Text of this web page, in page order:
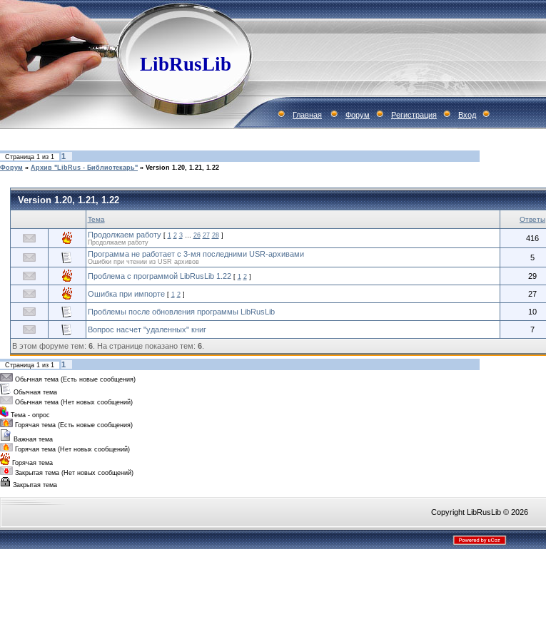
LibRusLib
Главная Форум Регистрация Вход
Страница 1 из 1 1
Форум » Архив "LibRus - Библиотекарь" » Version 1.20, 1.21, 1.22
Version 1.20, 1.21, 1.22
Тема Ответы
Продолжаем работу [ 1 2 3… 26 27 28]
Продолжаем работу
416
Программа не работает с 3-мя последними USR-архивами
Ошибки при чтении из USR архивов 5
Проблема с программой LibRusLib 1.22 [ 1 2] 29
Ошибка при импорте [ 1 2] 27
Проблемы после обновления программы LibRusLib 10
Вопрос насчет "удаленных" книг 7
В этом форуме тем: 6. На странице показано тем: 6.
Страница 1 из 1 1
Обычная тема (Есть новые сообщения)
Обычная тема
Обычная тема (Нет новых сообщений)
Тема - опрос
Горячая тема (Есть новые сообщения)
Важная тема
Горячая тема (Нет новых сообщений)
Горячая тема
Закрытая тема (Нет новых сообщений)
Закрытая тема
Copyright LibRusLib © 2026